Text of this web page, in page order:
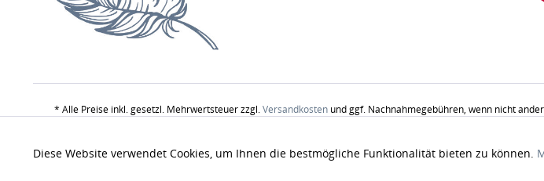
* Alle Preise inkl. gesetzl. Mehrwertsteuer zzgl.Versandkostenund ggf. Nachnahmegebühren, wenn nicht
© 2010-2026 Bettenhaus
Funktionale
Diese Website verwendet Cookies, um Ihnen die bestmögliche Funktionalität bieten zu können.